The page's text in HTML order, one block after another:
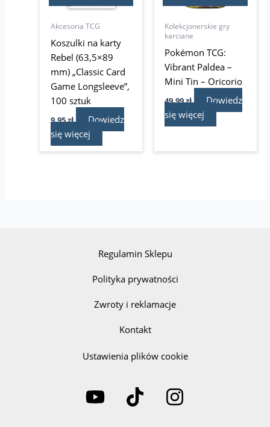
Akcesoria TCG
Koszulki na karty
Rebel (63,5×89
mm) „Classic Card
Game Longsleeve”,
100 sztuk
9,95zł
Dowiedz
się więcej
Kolekcjonerskie gry
karciane
Pokémon TCG:
Vibrant Paldea –
Mini Tin – Oricorio
49,99zł
Dowiedz
się więcej
Regulamin Sklepu
Polityka prywatności
Zwroty i reklamacje
Kontakt
Ustawienia plików cookie